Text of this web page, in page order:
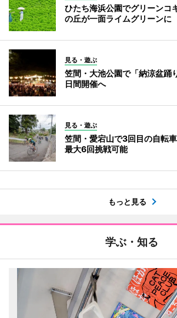
ひたち海浜公園でグリーン
の丘が一面ライムグリーンに
見る・遊ぶ
笠間・大池公園で「納涼盆
日間開催へ
見る・遊ぶ
笠間・愛宕山で3回目の自転
最大6回挑戦可能
もっと見る
学ぶ・知る